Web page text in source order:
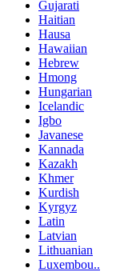
Gujarati
Haitian
Hausa
Hawaiian
Hebrew
Hmong
Hungarian
Icelandic
Igbo
Javanese
Kannada
Kazakh
Khmer
Kurdish
Kyrgyz
Latin
Latvian
Lithuanian
Luxembou..